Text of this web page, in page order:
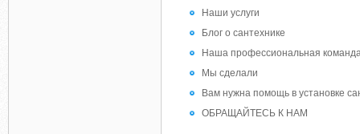
Наши услуги
Блог о сантехнике
Наша профессиональная
Мы сделали
Вам нужна помощь в установке
ОБРАЩАЙТЕСЬ К НАМ